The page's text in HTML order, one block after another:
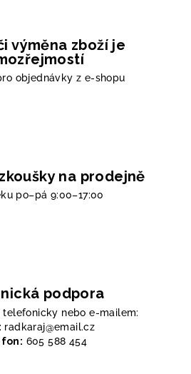
výměna zboží je
objednávky z e-shopu
na prodejně
po–pá 9:00–17:00
podpora
telefonicky nebo e-mailem:
radkaraj@email.cz
605 588 454